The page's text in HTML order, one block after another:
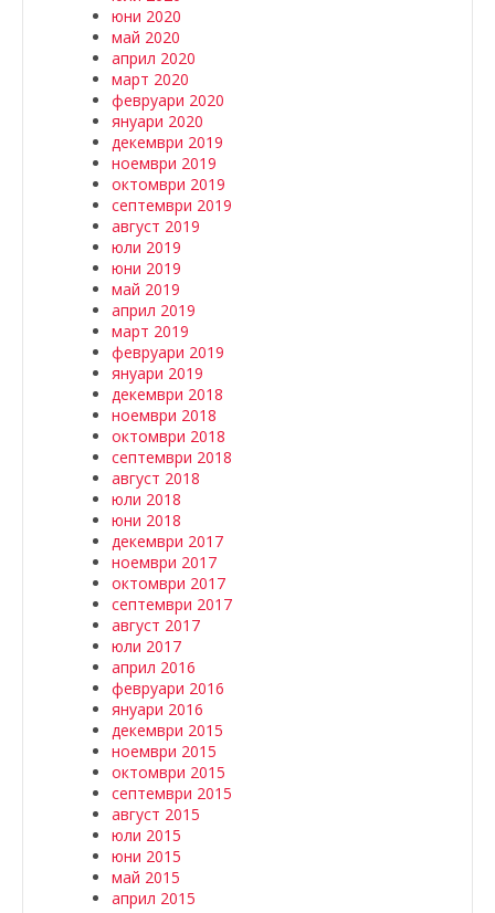
юни 2020
май 2020
април 2020
март 2020
февруари 2020
януари 2020
декември 2019
ноември 2019
октомври 2019
септември 2019
август 2019
юли 2019
юни 2019
май 2019
април 2019
март 2019
февруари 2019
януари 2019
декември 2018
ноември 2018
октомври 2018
септември 2018
август 2018
юли 2018
юни 2018
декември 2017
ноември 2017
октомври 2017
септември 2017
август 2017
юли 2017
април 2016
февруари 2016
януари 2016
декември 2015
ноември 2015
октомври 2015
септември 2015
август 2015
юли 2015
юни 2015
май 2015
април 2015